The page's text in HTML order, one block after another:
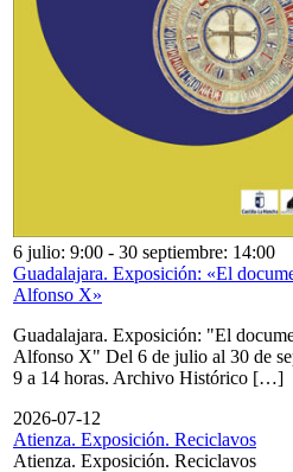
6 julio: 9:00 - 30 septiembre: 14:00
Guadalajara. Exposición: «El
Alfonso X»
Guadalajara. Exposición: "El
Alfonso X" Del 6 de julio al 30 de
9 a 14 horas. Archivo Histórico […]
2026-07-12
Atienza. Exposición. Reciclavos
Atienza. Exposición. Reciclavos